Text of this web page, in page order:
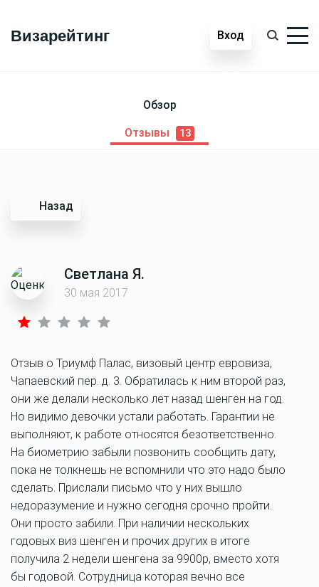
Визарейтинг Вход
Обзор
Отзывы 13
Назад
Светлана Я.
30 мая 2017
Отзыв о Триумф Палас, визовый центр евровиза,
Чапаевский пер. д. 3. Обратилась к ним второй раз,
они же делали несколько лет назад шенген на год.
Но видимо девочки устали работать. Гарантии не
выполняют, к работе относятся безответственно.
На биометрию забыли позвонить сообщить дату,
пока не толкнешь не вспомнили что это надо было
сделать. Прислали письмо что у них вышло
недоразумение и нужно сегодня срочно пройти.
Они просто забили. При наличии нескольких
годовых виз шенген и прочих других в итоге
получила 2 недели шенгена за 9900р, вместо хотя
бы годовой. Сотрудница которая вечно все